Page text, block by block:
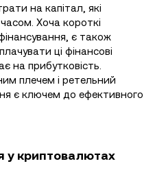
на капітал, які
Хоча короткі
є також
ці фінансові
на прибутковість.
плечем і ретельний
є ключем до ефективного
у криптовалютах